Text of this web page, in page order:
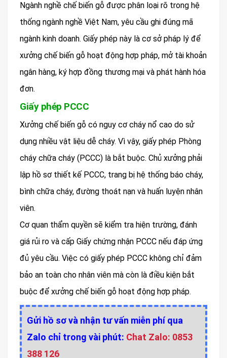
Ngành nghề chế biến gỗ được phân loại rõ trong hệ
thống ngành nghề Việt Nam, yêu cầu ghi đúng mã
ngành kinh doanh. Giấy phép này là cơ sở pháp lý để
xưởng chế biến gỗ hoạt động hợp pháp, mở tài khoản
ngân hàng, ký hợp đồng thương mại và phát hành hóa
đơn.
Giấy phép PCCC
Xưởng chế biến gỗ có nguy cơ cháy nổ cao do sử
dụng nhiều vật liệu dễ cháy. Vì vậy, giấy phép Phòng
cháy chữa cháy (PCCC) là bắt buộc. Chủ xưởng phải
lập hồ sơ thiết kế PCCC, trang bị hệ thống báo cháy,
bình chữa cháy, đường thoát nạn và huấn luyện nhân
viên.
Cơ quan thẩm quyền sẽ kiểm tra hiện trường, đánh
giá rủi ro và cấp Giấy chứng nhận PCCC nếu đáp ứng
đủ yêu cầu. Việc có giấy phép PCCC không chỉ đảm
bảo an toàn cho nhân viên mà còn là điều kiện bắt
buộc để xưởng chế biến gỗ hoạt động hợp pháp.
Gửi hồ sơ và nhận tư vấn miễn phí qua
Zalo chỉ trong vài phút: Chat Zalo: 0853
388 126